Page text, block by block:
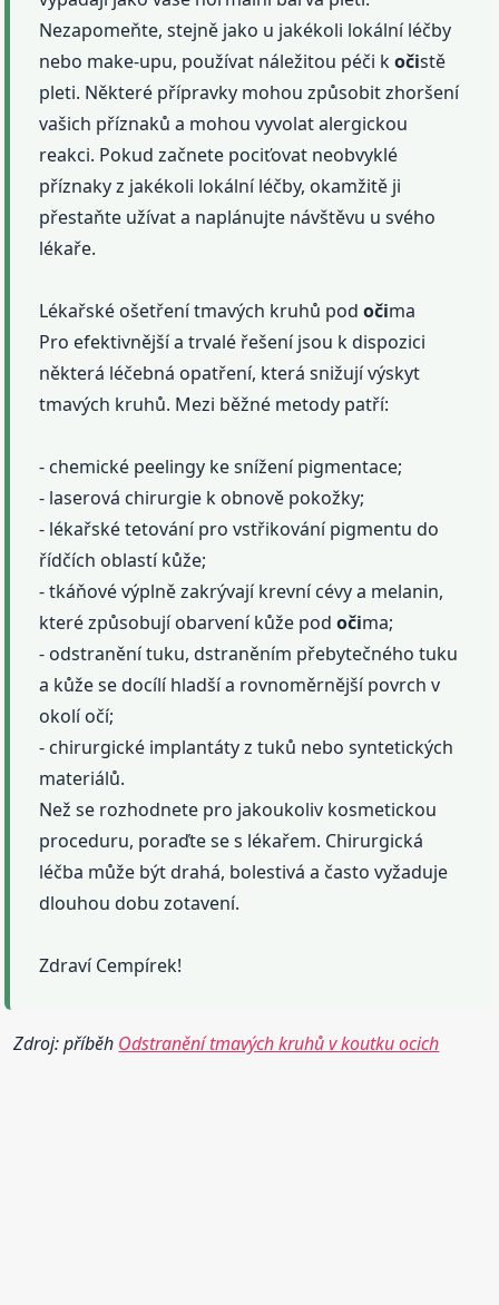
Nezapomeňte, stejně jako u jakékoli lokální léčby
nebo make-upu, používat náležitou péči kočistě
pleti. Některé přípravky mohou způsobit zhoršení
vašich příznaků a mohou vyvolat alergickou
reakci. Pokud začnete pociťovat neobvyklé
příznaky z jakékoli lokální léčby, okamžitě ji
přestaňte užívat a naplánujte návštěvu u svého
lékaře.
Lékařské ošetření tmavých kruhů podočima
Pro efektivnější a trvalé řešení jsou k dispozici
některá léčebná opatření, která snižují výskyt
tmavých kruhů. Mezi běžné metody patří:
- chemické peelingy ke snížení pigmentace;
- laserová chirurgie k obnově pokožky;
- lékařské tetování pro vstřikování pigmentu do
řídčích oblastí kůže;
- tkáňové výplně zakrývají krevní cévy a melanin,
které způsobují obarvení kůže podočima;
- odstranění tuku, dstraněním přebytečného tuku
a kůže se docílí hladší a rovnoměrnější povrch v
okolí očí;
- chirurgické implantáty z tuků nebo syntetických
materiálů.
Než se rozhodnete pro jakoukoliv kosmetickou
proceduru, poraďte se s lékařem. Chirurgická
léčba může být drahá, bolestivá a často vyžaduje
dlouhou dobu zotavení.
Zdraví Cempírek!
Zdroj: příběh Odstranění tmavých kruhů v koutku ocich